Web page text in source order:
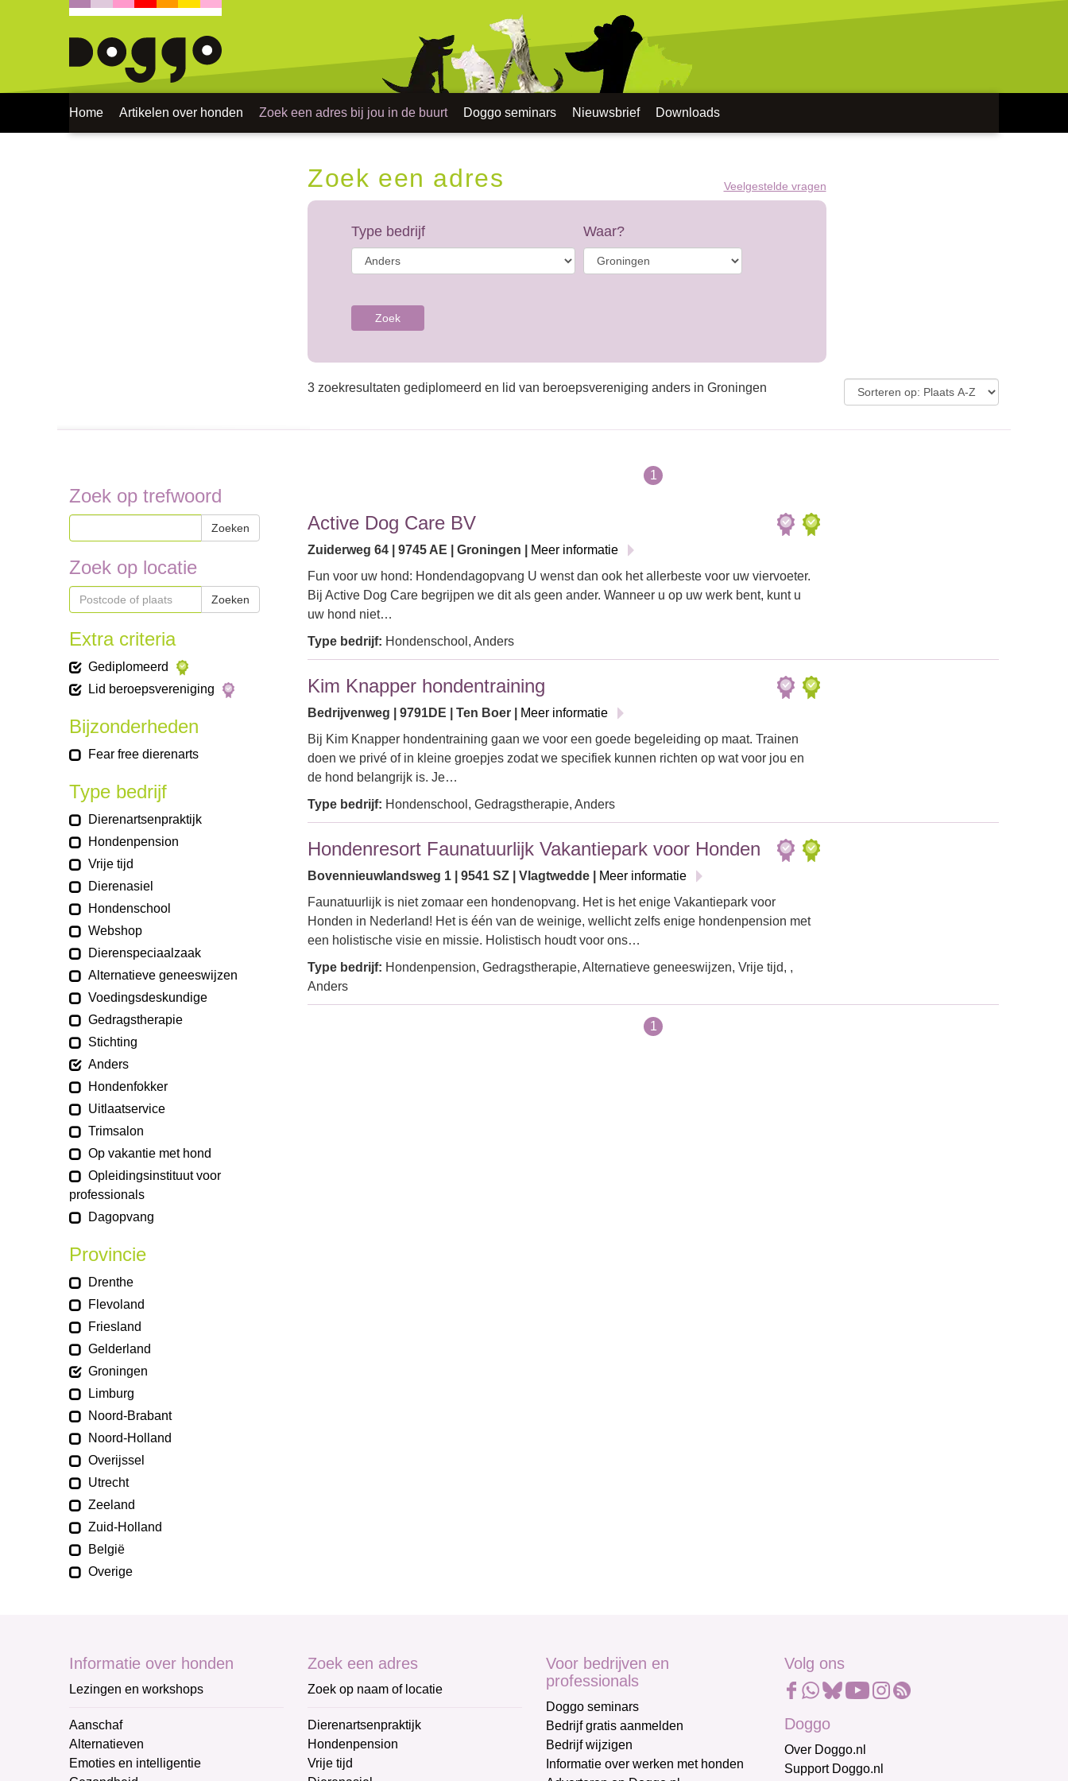
Home Artikelen over honden Zoek een adres bij jou in de buurt Doggo seminars Nieuwsbrief Downloads
Zoek een adres Veelgestelde vragen
Type bedrijf Waar?
Zoek
3 zoekresultaten gediplomeerd en lid van beroepsvereniging anders in Groningen
Zoek op trefwoord
Zoeken
Zoek op locatie
Zoeken
Extra criteria
Gediplomeerd
Lid beroepsvereniging
Bijzonderheden
Fear free dierenarts
Type bedrijf
Dierenartsenpraktijk
Hondenpension
Vrije tijd
Dierenasiel
Hondenschool
Webshop
Dierenspeciaalzaak
Alternatieve geneeswijzen
Voedingsdeskundige
Gedragstherapie
Stichting
Anders
Hondenfokker
Uitlaatservice
Trimsalon
Op vakantie met hond
Opleidingsinstituut voor
professionals
Dagopvang
Provincie
Drenthe
Flevoland
Friesland
Gelderland
Groningen
Limburg
Noord-Brabant
Noord-Holland
Overijssel
Utrecht
Zeeland
Zuid-Holland
België
Overige
1
Active Dog Care BV
Zuiderweg 64 | 9745 AE | Groningen |
Meer informatie
Fun voor uw hond: Hondendagopvang U wenst dan ook het allerbeste voor uw viervoeter.
Bij Active Dog Care begrijpen we dit als geen ander. Wanneer u op uw werk bent, kunt u
uw hond niet…
Type bedrijf: Hondenschool, Anders
Kim Knapper hondentraining
Bedrijvenweg | 9791DE | Ten Boer |
Meer informatie
Bij Kim Knapper hondentraining gaan we voor een goede begeleiding op maat. Trainen
doen we privé of in kleine groepjes zodat we specifiek kunnen richten op wat voor jou en
de hond belangrijk is. Je…
Type bedrijf: Hondenschool, Gedragstherapie, Anders
Hondenresort Faunatuurlijk Vakantiepark voor Honden
Bovennieuwlandsweg 1 | 9541 SZ | Vlagtwedde |
Meer informatie
Faunatuurlijk is niet zomaar een hondenopvang. Het is het enige Vakantiepark voor
Honden in Nederland! Het is één van de weinige, wellicht zelfs enige hondenpension met
een holistische visie en missie. Holistisch houdt voor ons…
Type bedrijf: Hondenpension, Gedragstherapie, Alternatieve geneeswijzen, Vrije tijd, ,
Anders
1
Informatie over honden
Lezingen en workshops
Aanschaf
Alternatieven
Emoties en intelligentie
Zoek een adres
Zoek op naam of locatie
Dierenartsenpraktijk
Hondenpension
Vrije tijd
Voor bedrijven en
professionals
Doggo seminars
Bedrijf gratis aanmelden
Bedrijf wijzigen
Informatie over werken met honden
Volg ons
Doggo
Over Doggo.nl
Support Doggo.nl